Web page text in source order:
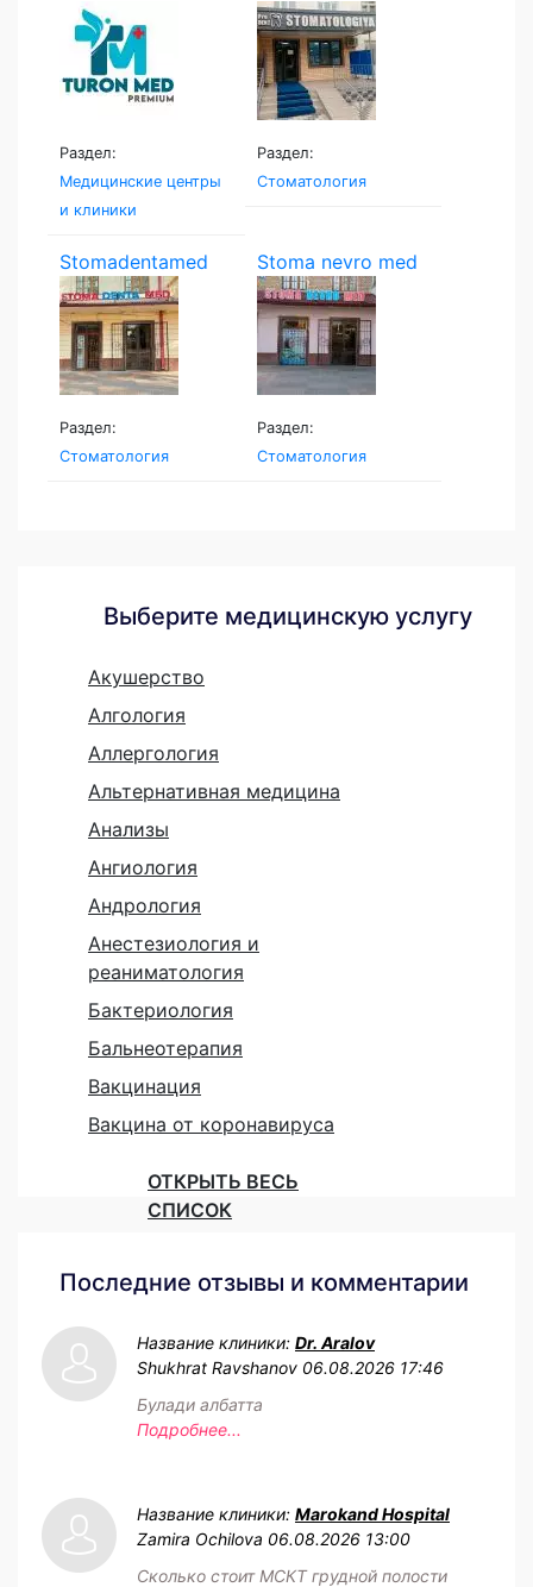
Раздел:
Медицинские центры
и клиники
Раздел:
Стоматология
Stomadentamed
Раздел:
Стоматология
Stoma nevro med
Раздел:
Стоматология
Выберите медицинскую услугу
Акушерство
Алгология
Аллергология
Альтернативная медицина
Анализы
Ангиология
Андрология
Анестезиология и
реаниматология
Бактериология
Бальнеотерапия
Вакцинация
Вакцина от коронавируса
ОТКРЫТЬ ВЕСЬ
СПИСОК
Последние отзывы и комментарии
Название клиники: Dr. Aralov
Shukhrat Ravshanov 06.08.2026 17:46
Булади албатта
Подробнее...
Название клиники: Marokand Hospital
Zamira Ochilova 06.08.2026 13:00
Сколько стоит МСКТ грудной полости